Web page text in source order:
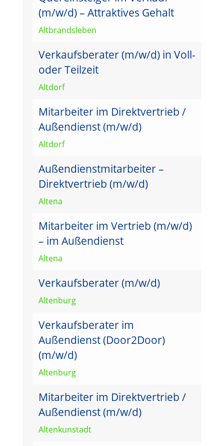
(m/w/d) – Attraktives Gehalt
Altbrandsleben
Verkaufsberater (m/w/d) in Voll-
oder Teilzeit
Altdorf
Mitarbeiter im Direktvertrieb /
Außendienst (m/w/d)
Altdorf
Außendienstmitarbeiter –
Direktvertrieb (m/w/d)
Altena
Mitarbeiter im Vertrieb (m/w/d)
– im Außendienst
Altena
Verkaufsberater (m/w/d)
Altenburg
Verkaufsberater im
Außendienst (Door2Door)
(m/w/d)
Altenburg
Mitarbeiter im Direktvertrieb /
Außendienst (m/w/d)
Altenkunstadt